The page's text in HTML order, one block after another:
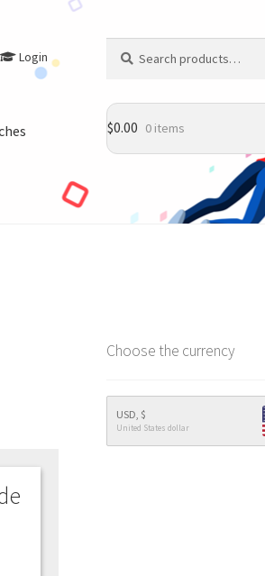
Login
for:
$0.00 0 items
Choose the currency
USD, $
United States dollar